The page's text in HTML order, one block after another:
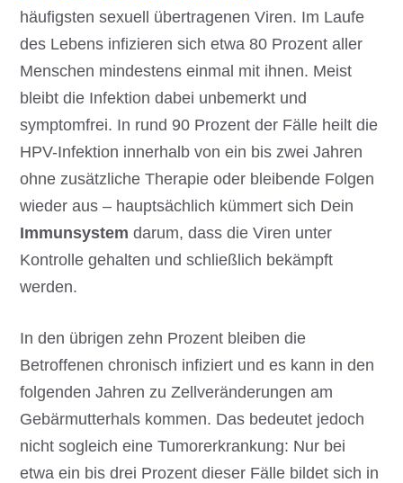
häufigsten sexuell übertragenen Viren. Im Laufe
des Lebens infizieren sich etwa 80 Prozent aller
Menschen mindestens einmal mit ihnen. Meist
bleibt die Infektion dabei unbemerkt und
symptomfrei. In rund 90 Prozent der Fälle heilt die
HPV-Infektion innerhalb von ein bis zwei Jahren
ohne zusätzliche Therapie oder bleibende Folgen
wieder aus – hauptsächlich kümmert sich Dein
Immunsystem darum, dass die Viren unter
Kontrolle gehalten und schließlich bekämpft
werden.
In den übrigen zehn Prozent bleiben die
Betroffenen chronisch infiziert und es kann in den
folgenden Jahren zu Zellveränderungen am
Gebärmutterhals kommen. Das bedeutet jedoch
nicht sogleich eine Tumorerkrankung: Nur bei
etwa ein bis drei Prozent dieser Fälle bildet sich in